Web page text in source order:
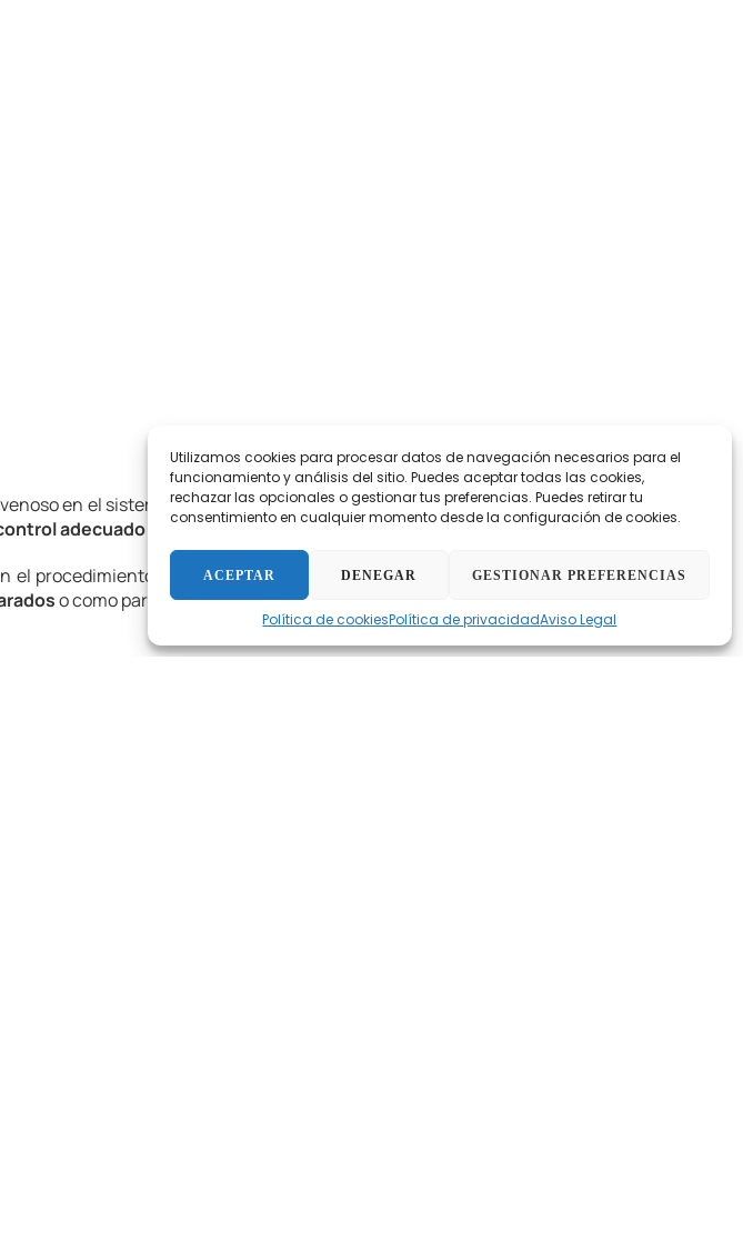
Utilizamos cookies para procesar datos de navegación necesarios para el
funcionamiento y análisis del sitio. Puedes aceptar todas las cookies,
rechazar las opcionales o gestionar tus preferencias. Puedes retirar tu
consentimiento en cualquier momento desde la configuración de cookies.
ACEPTAR DENEGAR GESTIONAR PREFERENCIAS
Política de cookiesPolítica de privacidadAviso Legal
en el sistema vascular del paciente. Lasjeringas para angiografíase emplean
adecuado sobre la cantidad deagente de contrasteaspirado.
procedimiento. El cuerpo sólido de las jeringas de control coronario incluyen una
o como parte de unkitque incluye colector y tubería de conexión.